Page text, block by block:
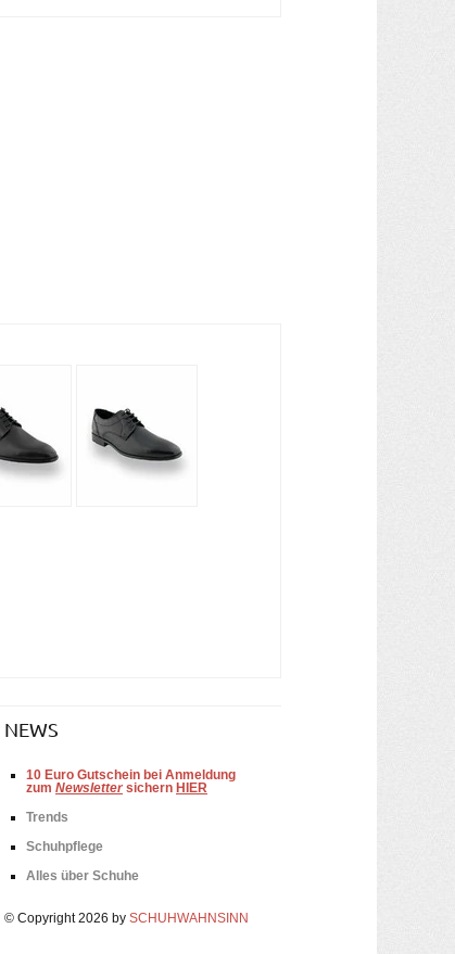
NEWS
10 Euro Gutschein bei Anmeldung
zum Newsletter sichern HIER
Trends
Schuhpflege
Alles über Schuhe
© Copyright 2026 by SCHUHWAHNSINN